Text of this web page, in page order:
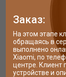
Заказ:
На этом этапе
обращаясь в
выполнено
Xiaomi, по
центре. Клиент
устройстве и